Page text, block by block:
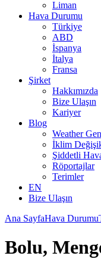
Liman
Hava Durumu
Türkiye
ABD
İspanya
İtalya
Fransa
Şirket
Hakkımızda
Bize Ulaşın
Kariyer
Blog
Weather
İklim
Şiddetli
Röportajlar
Terimler
EN
Bize Ulaşın
Ana SayfaHava Durumu
Bolu,